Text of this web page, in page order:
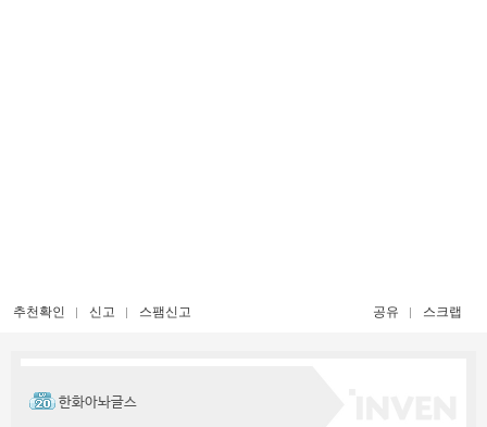
추천확인 신고 스팸신고 공유 스크랩
한화아놔글스